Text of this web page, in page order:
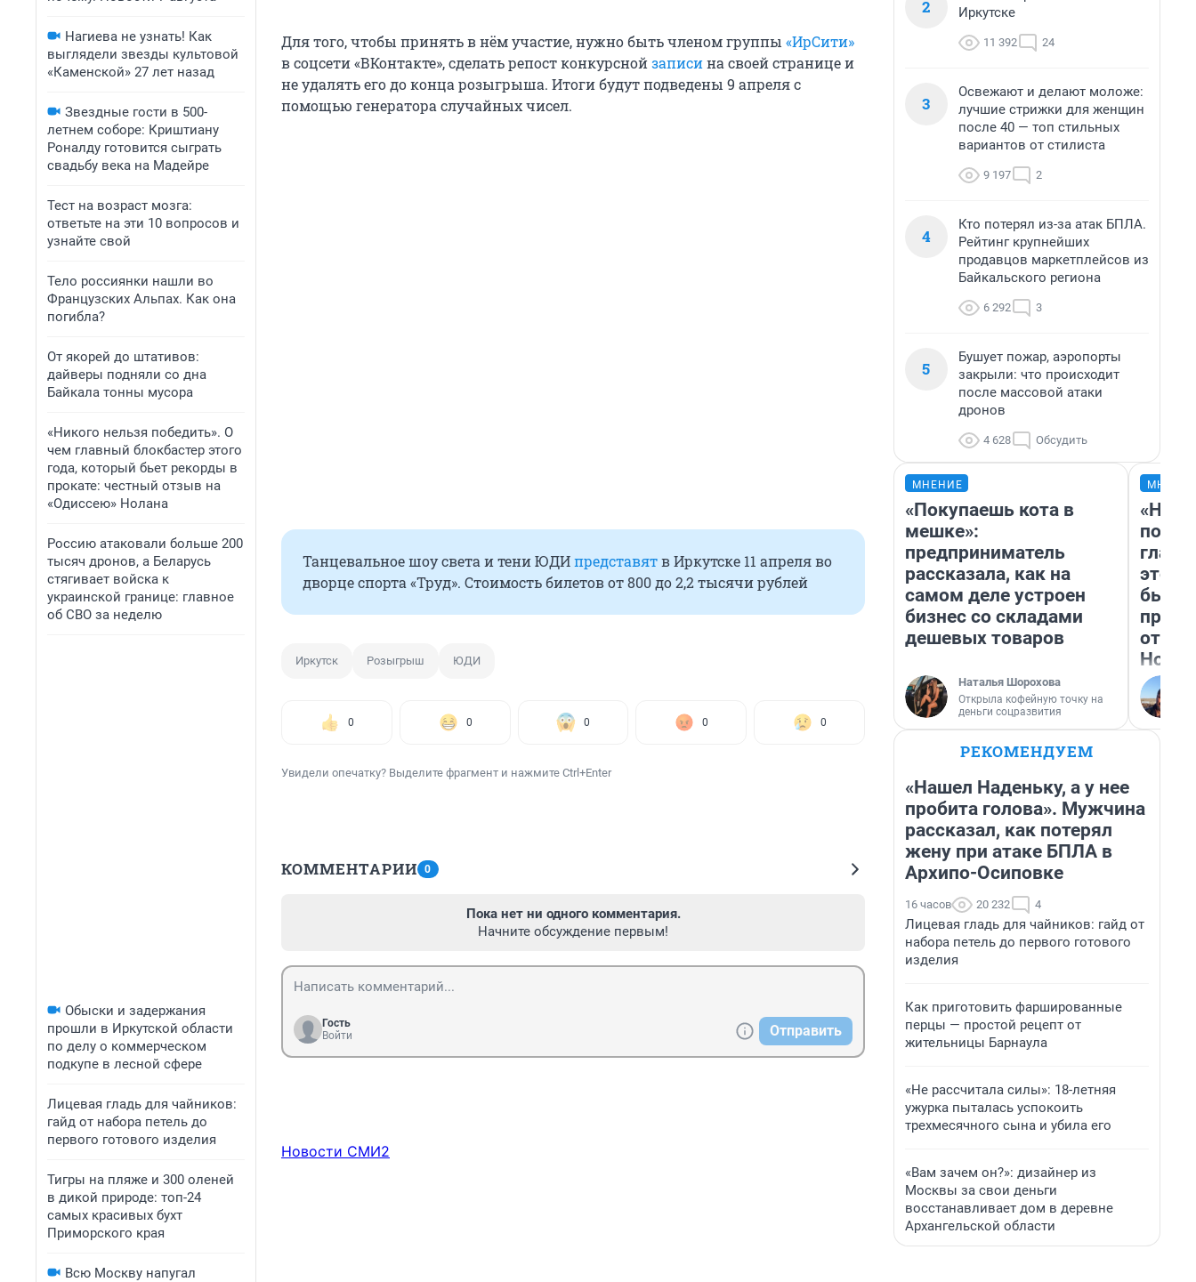
Нагиева не узнать! Как
выглядели звезды культовой
«Каменской» 27 лет назад
Звездные гости в 500-
летнем соборе: Криштиану
Роналду готовится сыграть
свадьбу века на Мадейре
Тест на возраст мозга:
ответьте на эти 10 вопросов и
узнайте свой
Тело россиянки нашли во
Французских Альпах. Как она
погибла?
От якорей до штативов:
дайверы подняли со дна
Байкала тонны мусора
«Никого нельзя победить». О
чем главный блокбастер этого
года, который бьет рекорды в
прокате: честный отзыв на
«Одиссею» Нолана
Россию атаковали больше 200
тысяч дронов, а Беларусь
стягивает войска к
украинской границе: главное
об СВО за неделю
Обыски и задержания
прошли в Иркутской области
по делу о коммерческом
подкупе в лесной сфере
Лицевая гладь для чайников:
гайд от набора петель до
первого готового изделия
Тигры на пляже и 300 оленей
в дикой природе: топ-24
самых красивых бухт
Приморского края
Всю Москву напугал
Для того, чтобы принять в нём участие, нужно быть членом группы «ИрСити»
в соцсети «ВКонтакте», сделать репост конкурснойзаписина своей странице и
не удалять его до конца розыгрыша. Итоги будут подведены 9 апреля с
помощью генератора случайных чисел.
Танцевальное шоу света и тени ЮДИпредставятв Иркутске 11 апреля во
дворце спорта «Труд». Стоимость билетов от 800 до 2,2 тысячи рублей
Иркутск Розыгрыш ЮДИ
0 0 0 0 0
Увидели опечатку? Выделите фрагмент и нажмите Ctrl+Enter
КОММЕНТАРИИ 0
Пока нет ни одного комментария.
Начните обсуждение первым!
Гость
Войти
Отправить
Новости СМИ2
2
Иркутске
11 392 24
3
Освежают и делают моложе:
лучшие стрижки для женщин
после 40 — топ стильных
вариантов от стилиста
9 197 2
4
Кто потерял из-за атак БПЛА.
Рейтинг крупнейших
продавцов маркетплейсов из
Байкальского региона
6 292 3
5
Бушует пожар, аэропорты
закрыли: что происходит
после массовой атаки
дронов
4 628 Обсудить
МНЕНИЕ
«Покупаешь кота в
мешке»:
предприниматель
рассказала, как на
самом деле устроен
бизнес со складами
дешевых товаров
Наталья Шорохова
Открыла кофейную точку на
деньги соцразвития
этого
бьет
РЕКОМЕНДУЕМ
«Нашел Наденьку, а у нее
пробита голова». Мужчина
рассказал, как потерял
жену при атаке БПЛА в
Архипо-Осиповке
16 часов 20 232 4
Лицевая гладь для чайников: гайд от
набора петель до первого готового
изделия
Как приготовить фаршированные
перцы — простой рецепт от
жительницы Барнаула
«Не рассчитала силы»: 18-летняя
ужурка пыталась успокоить
трехмесячного сына и убила его
«Вам зачем он?»: дизайнер из
Москвы за свои деньги
восстанавливает дом в деревне
Архангельской области